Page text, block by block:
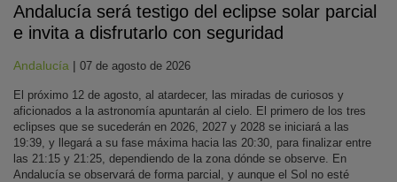
Andalucía será testigo del eclipse solar parcial
e invita a disfrutarlo con seguridad
Andalucía | 07 de agosto de 2026
El próximo 12 de agosto, al atardecer, las miradas de curiosos y
aficionados a la astronomía apuntarán al cielo. El primero de los tres
eclipses que se sucederán en 2026, 2027 y 2028 se iniciará a las
19:39, y llegará a su fase máxima hacia las 20:30, para finalizar entre
las 21:15 y 21:25, dependiendo de la zona dónde se observe. En
Andalucía se observará de forma parcial, y aunque el Sol no esté